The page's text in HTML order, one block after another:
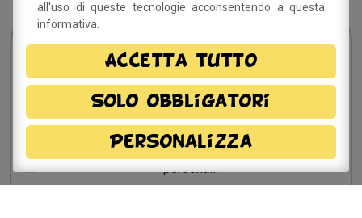
Sei interessato?Resta
in contatto!
Dichiaro di aver preso visione dellainformativa
e, autorizzo il trattamento dei miei dati
personali.
all'uso di queste tecnologie acconsentendo a questa
informativa.
Accetta tutto
Solo obbligatori
Personalizza